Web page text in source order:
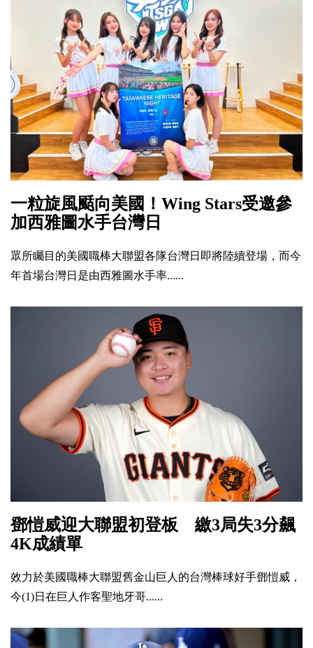
一粒旋風颳向美國！Wing Stars受邀參
加西雅圖水手台灣日
眾所矚目的美國職棒大聯盟各隊台灣日即將陸續登場，而今
年首場台灣日是由西雅圖水手率......
鄧愷威迎大聯盟初登板 繳3局失3分飆
4K成績單
效力於美國職棒大聯盟舊金山巨人的台灣棒球好手鄧愷威，
今(1)日在巨人作客聖地牙哥......